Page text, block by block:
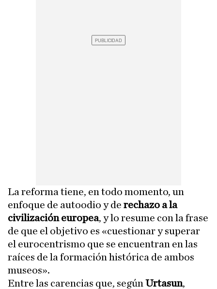
La reforma tiene, en todo momento, un
enfoque de autoodio y de rechazo a la
civilización europea, y lo resume con la frase
de que el objetivo es «cuestionar y superar
el eurocentrismo que se encuentran en las
raíces de la formación histórica de ambos
museos».
Entre las carencias que, según Urtasun,